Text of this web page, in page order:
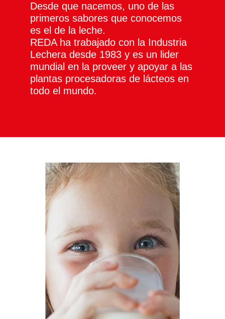
Desde que nacemos, uno de las
primeros sabores que conocemos
es el de la leche.
REDA ha trabajado con la Industria
Lechera desde 1983 y es un lider
mundial en la proveer y apoyar a las
plantas procesadoras de lácteos en
todo el mundo.